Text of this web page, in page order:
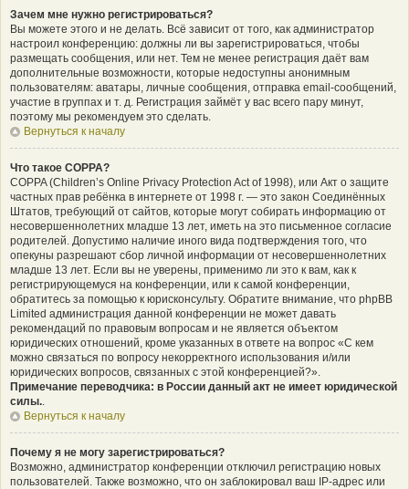
Зачем мне нужно регистрироваться?
Вы можете этого и не делать. Всё зависит от того, как администратор
настроил конференцию: должны ли вы зарегистрироваться, чтобы
размещать сообщения, или нет. Тем не менее регистрация даёт вам
дополнительные возможности, которые недоступны анонимным
пользователям: аватары, личные сообщения, отправка email-сообщений,
участие в группах и т. д. Регистрация займёт у вас всего пару минут,
поэтому мы рекомендуем это сделать.
Вернуться к началу
Что такое COPPA?
COPPA (Children’s Online Privacy Protection Act of 1998), или Акт о защите
частных прав ребёнка в интернете от 1998 г. — это закон Соединённых
Штатов, требующий от сайтов, которые могут собирать информацию от
несовершеннолетних младше 13 лет, иметь на это письменное согласие
родителей. Допустимо наличие иного вида подтверждения того, что
опекуны разрешают сбор личной информации от несовершеннолетних
младше 13 лет. Если вы не уверены, применимо ли это к вам, как к
регистрирующемуся на конференции, или к самой конференции,
обратитесь за помощью к юрисконсульту. Обратите внимание, что phpBB
Limited администрация данной конференции не может давать
рекомендаций по правовым вопросам и не является объектом
юридических отношений, кроме указанных в ответе на вопрос «С кем
можно связаться по вопросу некорректного использования и/или
юридических вопросов, связанных с этой конференцией?».
Примечание переводчика: в России данный акт не имеет юридической
силы..
Вернуться к началу
Почему я не могу зарегистрироваться?
Возможно, администратор конференции отключил регистрацию новых
пользователей. Также возможно, что он заблокировал ваш IP-адрес или